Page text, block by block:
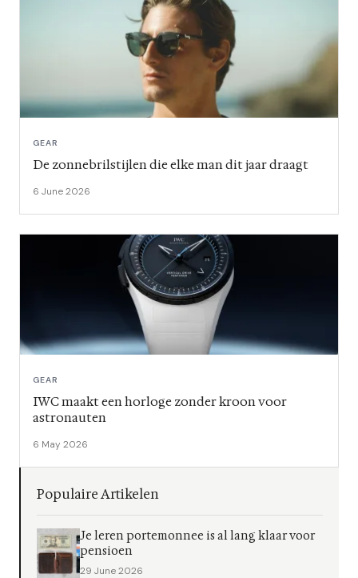
GEAR
De zonnebrilstijlen die elke man dit jaar draagt
6 June 2026
GEAR
IWC maakt een horloge zonder kroon voor
astronauten
6 May 2026
Populaire Artikelen
Je leren portemonnee is al lang klaar voor
pensioen
29 June 2026